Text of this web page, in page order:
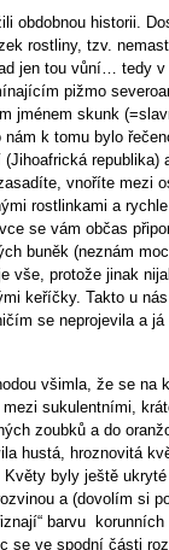
obdobnou historii.
rostliny, tzv.
jen tou vůní… tedy v
pižmo
jménem skunk
k tomu bylo
republika)
vnoříte mezi
rostlinkami a
se vám občas
buněk (neznám
vše, protože jinak
keříčky. Takto u
se neprojevila a já
všimla, že se na
sukulentními,
zoubků a do
hustá, hroznovitá
byly ještě
a (dovolím si
barvu
se ve spodní části